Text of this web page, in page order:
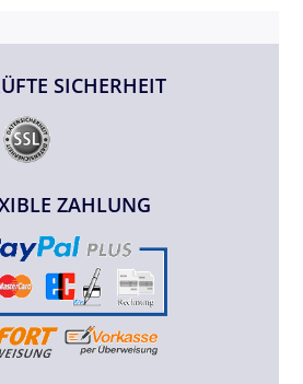
SICHERHEIT
ZAHLUNG